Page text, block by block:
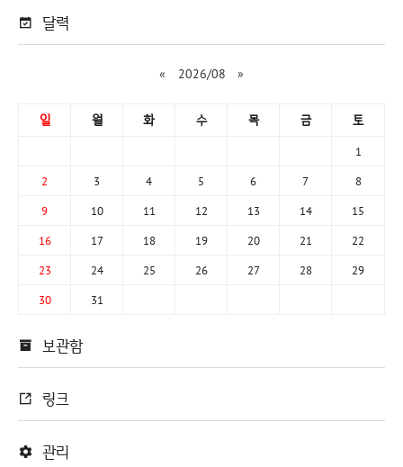
달력
« 2026/08 »
일 월 화 수 목 금 토
1
2 3 4 5 6 7 8
9 10 11 12 13 14 15
16 17 18 19 20 21 22
23 24 25 26 27 28 29
30 31
보관함
링크
관리